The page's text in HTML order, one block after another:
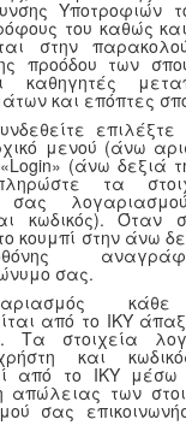
Υποτροφιών
του καθώς
στην
προόδου των
καθηγητές
και επόπτες
επιλέξτε
μενού (άνω
(άνω δεξιά
τα
σας
κωδικός). Όταν
κουμπί στην άνω
σας.
κάθε
από το ΙΚΥ
Τα στοιχεία
και
από το ΙΚΥ μέσω
απώλειας των
σας